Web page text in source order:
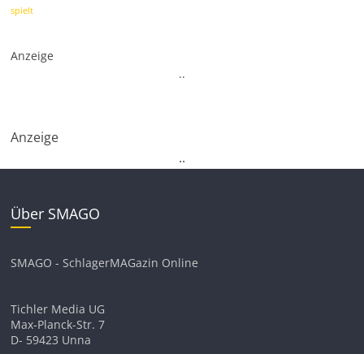
spielt
Anzeige
..
Anzeige
..
Über SMAGO
SMAGO - SchlagerMAGazin Online
Tichler Media UG
Max-Planck-Str. 7
D- 59423 Unna